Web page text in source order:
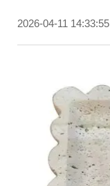
2026-04-11 14:33:55